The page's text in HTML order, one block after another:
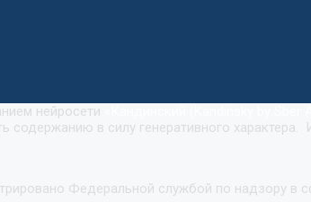
нейросети
в силу генеративного
Федеральной службой по надзору в